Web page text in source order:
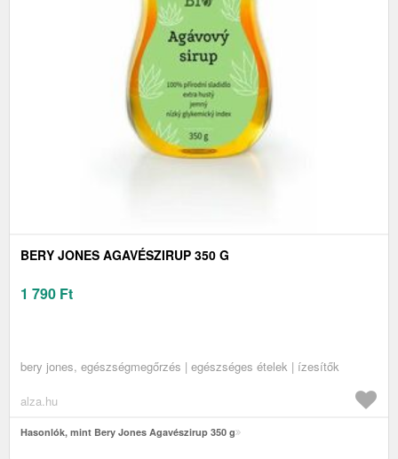
BERY JONES AGAVÉSZIRUP 350 G
1 790 Ft
bery jones, egészségmegőrzés | egészséges ételek | ízesítők
alza.hu
Hasonlók, mint Bery Jones Agavészirup 350 g